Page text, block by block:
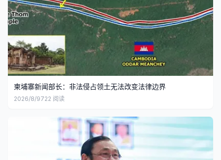
柬埔寨新闻部长：非法侵占领土无法改变法律边界
2026/8/9722 阅读